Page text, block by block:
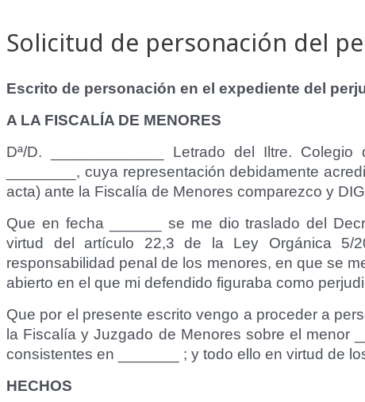
contenido
Solicitud de personación del
Escrito de personación en el expediente del
A LA FISCALÍA DE MENORES
Dª/D. _____________ Letrado del Iltre.
________, cuya representación debidamente
acta) ante la Fiscalía de Menores comparezco y
Que en fecha ______ se me dio traslado del
virtud del artículo 22,3 de la Ley Orgánica 5/
responsabilidad penal de los menores, en que se
abierto en el que mi defendido figuraba como
Que por el presente escrito vengo a proceder a
la Fiscalía y Juzgado de Menores sobre el menor
consistentes en _______ ; y todo ello en virtud de
HECHOS